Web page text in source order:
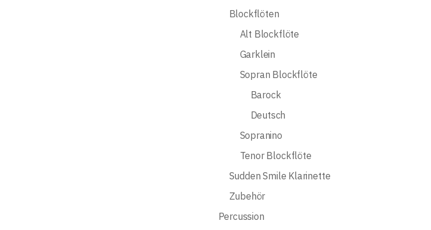
Blockflöten
Alt Blockflöte
Garklein
Sopran Blockflöte
Barock
Deutsch
Sopranino
Tenor Blockflöte
Sudden Smile Klarinette
Zubehör
Percussion